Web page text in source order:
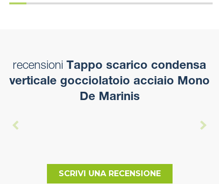
recensioni Tappo scarico condensa
verticale gocciolatoio acciaio Mono
De Marinis
SCRIVI UNA RECENSIONE